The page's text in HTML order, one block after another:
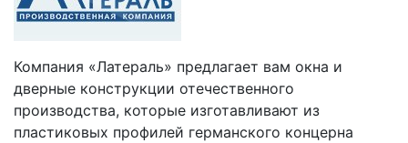
Компания «Латераль» предлагает вам окна и
дверные конструкции отечественного
производства, которые изготавливают из
пластиковых профилей германского концерна